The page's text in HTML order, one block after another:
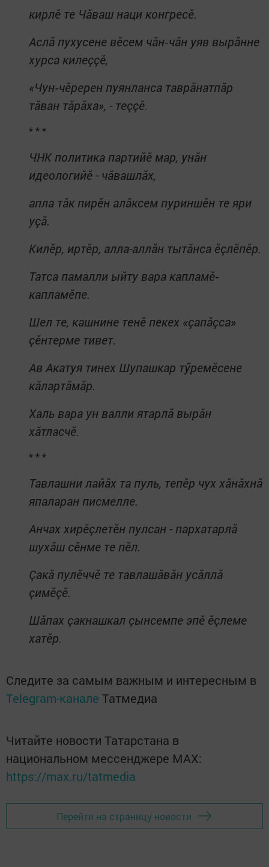
кирлĕ те Чăваш наци конгресĕ.
Аслă пухусене вĕсем чăн‐чăн уяв вырăнне
хурса килеççĕ,
«Чун‐чĕререн пуянланса таврăнатпăр
тăван тăрăха», - теççĕ.
* * *
ЧНК политика партийĕ мар, унăн
идеологийĕ - чăвашлăх,
апла тăк пирĕн алăксем пуриншĕн те яри
уçă.
Килĕр, иртĕр, алла-аллăн тытăнса ĕçлĕпĕр.
Татса памалли ыйту вара капламĕ‐
капламĕпе.
Шел те, кашнине тенĕ пекех «çапăçса»
çĕнтерме тивет.
Ав Акатуя тинех Шупашкар тӳремĕсене
кăлартăмăр.
Халь вара ун валли ятарлă вырăн
хăтласчĕ.
* * *
Тавлашни лайăх та пуль, тепĕр чух хăнăхнă
япаларан писмелле.
Анчах хирĕçлетĕн пулсан - пархатарлă
шухăш сĕнме те пĕл.
Çакă пулĕччĕ те тавлашăвăн усăллă
çимĕçĕ.
Шăпах çакнашкал çынсемпе эпĕ ĕçлеме
хатĕр.
Следите за самым важным и интересным в
Telegram-канале Татмедиа
Читайте новости Татарстана в
национальном мессенджере MАХ:
https://max.ru/tatmedia
Перейти на страницу новости